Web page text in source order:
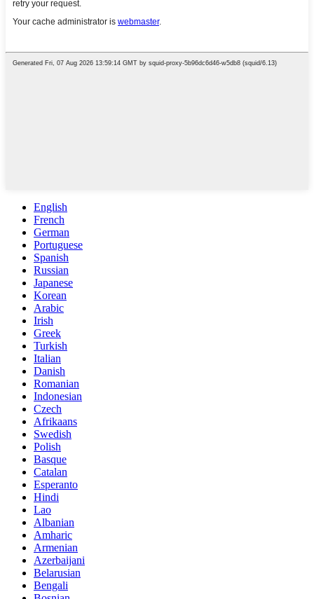
English
French
German
Portuguese
Spanish
Russian
Japanese
Korean
Arabic
Irish
Greek
Turkish
Italian
Danish
Romanian
Indonesian
Czech
Afrikaans
Swedish
Polish
Basque
Catalan
Esperanto
Hindi
Lao
Albanian
Amharic
Armenian
Azerbaijani
Belarusian
Bengali